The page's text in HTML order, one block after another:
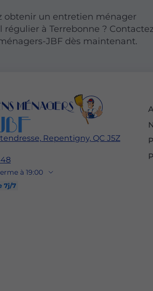
obtenir un entretien ménager
régulier à Terrebonne ?
JBF dès maintenant.
Repentigny, QC J5Z
à 19:00
7j/7